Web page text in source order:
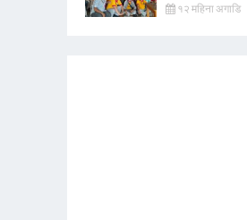
१२ महिना अगाडि